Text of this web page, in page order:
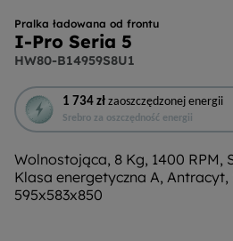
Pralka ładowana od frontu
I-Pro Seria 5
HW80-B14959S8U1
1 734 zł zaoszczędzonej energii
Srebro za oszczędność energii
To
działanie
otworzy
narzędzie
do
oszczędzania
energii
Wolnostojąca, 8 Kg, 1400 RPM,
Klasa energetyczna A, Antracyt,
595x583x850